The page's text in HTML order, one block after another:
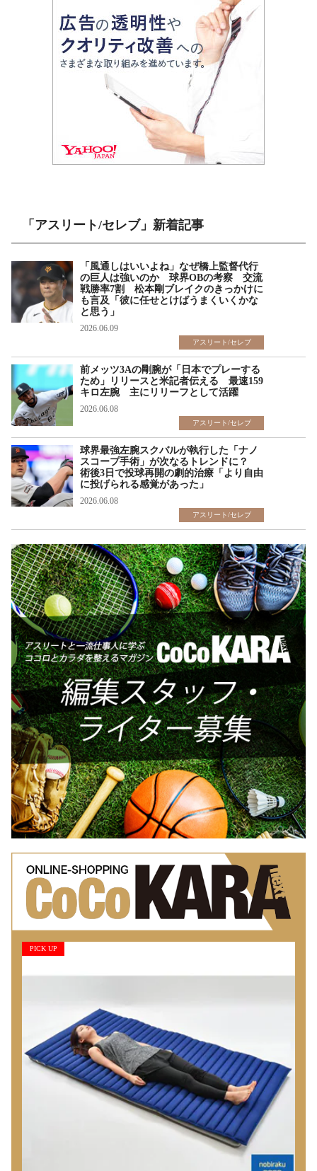
「アスリート/セレブ」新着記事
「風通しはいいよね」なぜ橋上監督代行
の巨人は強いのか 球界OBの考察 交流
戦勝率7割 松本剛ブレイクのきっかけに
も言及「彼に任せとけばうまくいくかな
と思う」
2026.06.09
アスリート/セレブ
前メッツ3Aの剛腕が「日本でプレーする
ため」リリースと米記者伝える 最速159
キロ左腕 主にリリーフとして活躍
2026.06.08
アスリート/セレブ
球界最強左腕スクバルが執行した「ナノ
スコープ手術」が次なるトレンドに？
術後3日で投球再開の劇的治療「より自由
に投げられる感覚があった」
2026.06.08
アスリート/セレブ
PICK UP